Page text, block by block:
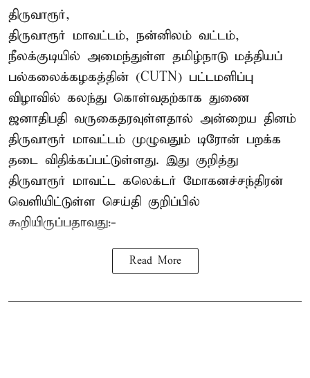
திருவாரூர்,
திருவாரூர் மாவட்டம், நன்னிலம் வட்டம்,
நீலக்குடியில் அமைந்துள்ள தமிழ்நாடு மத்தியப்
பல்கலைக்கழகத்தின் (CUTN) பட்டமளிப்பு
விழாவில் கலந்து கொள்வதற்காக துணை
ஜனாதிபதி வருகைதரவுள்ளதால் அன்றைய தினம்
திருவாரூர் மாவட்டம் முழுவதும் டிரோன் பறக்க
தடை விதிக்கப்பட்டுள்ளது. இது குறித்து
திருவாரூர் மாவட்ட கலெக்டர் மோகனச்சந்திரன்
வெளியிட்டுள்ள செய்தி குறிப்பில்
கூறியிருப்பதாவது:-
Read More